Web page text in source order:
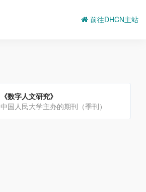
前往DHCN主站
《数字人文研究》
中国人民大学主办的期刊（季刊）